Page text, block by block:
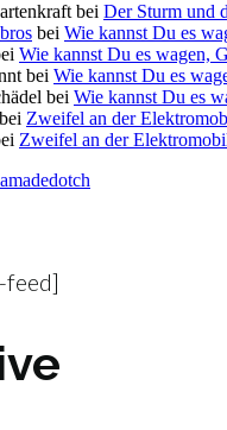
bei Der Sturm und
bei Wie kannst Du es
Wie kannst Du es wagen,
bei Wie kannst Du es
bei Wie kannst Du es
bei Zweifel an der
Zweifel an der
feed]